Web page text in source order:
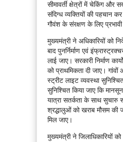
सीमावर्ती क्षेत्रों में चेकिंग और
संदिग्ध व्यक्तियों की पहचान कर
गौवंश के संरक्षण के लिए प्रभावी
मुख्यमंत्री ने अधिकारियों को
बाद पुनर्निर्माण एवं
लाई जाए। सरकारी निर्माण
को प्राथमिकता दी जाए। गांवों
स्ट्रीट लाइट व्यवस्था
सुनिश्चित किया जाए कि
यात्रा सतर्कता के साथ सुचारु
श्रद्धालुओं को खराब मौसम की
मिल जाए।
मुख्यमंत्री ने जिलाधिकारियों को